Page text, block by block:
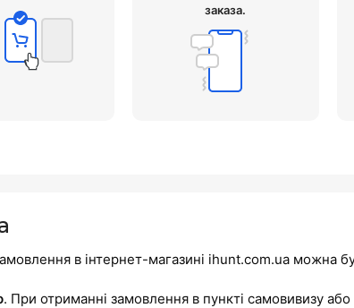
заказа.
в інтернет-магазині ihunt.com.ua можна
. При отриманні замовлення в пункті самовивизу або